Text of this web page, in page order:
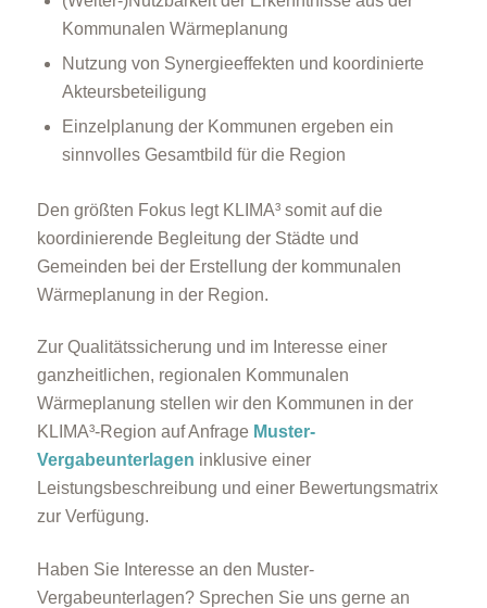
Kommunalen Wärmeplanung
Nutzung von Synergieeffekten und koordinierte
Akteursbeteiligung
Einzelplanung der Kommunen ergeben ein
sinnvolles Gesamtbild für die Region
Den größten Fokus legt KLIMA³ somit auf die
koordinierende Begleitung der Städte und
Gemeinden bei der Erstellung der kommunalen
Wärmeplanung in der Region.
Zur Qualitätssicherung und im Interesse einer
ganzheitlichen, regionalen Kommunalen
Wärmeplanung stellen wir den Kommunen in der
KLIMA³-Region auf Anfrage Muster-
Vergabeunterlagen inklusive einer
Leistungsbeschreibung und einer Bewertungsmatrix
zur Verfügung.
Haben Sie Interesse an den Muster-
Vergabeunterlagen? Sprechen Sie uns gerne an